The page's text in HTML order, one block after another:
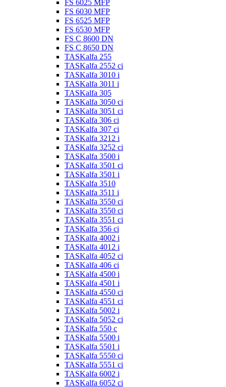
FS 6025 MFP
FS 6030 MFP
FS 6525 MFP
FS 6530 MFP
FS C 8600 DN
FS C 8650 DN
TASKalfa 255
TASKalfa 2552 ci
TASKalfa 3010 i
TASKalfa 3011 i
TASKalfa 305
TASKalfa 3050 ci
TASKalfa 3051 ci
TASKalfa 306 ci
TASKalfa 307 ci
TASKalfa 3212 i
TASKalfa 3252 ci
TASKalfa 3500 i
TASKalfa 3501 ci
TASKalfa 3501 i
TASKalfa 3510
TASKalfa 3511 i
TASKalfa 3550 ci
TASKalfa 3550 ci
TASKalfa 3551 ci
TASKalfa 356 ci
TASKalfa 4002 i
TASKalfa 4012 i
TASKalfa 4052 ci
TASKalfa 406 ci
TASKalfa 4500 i
TASKalfa 4501 i
TASKalfa 4550 ci
TASKalfa 4551 ci
TASKalfa 5002 i
TASKalfa 5052 ci
TASKalfa 550 c
TASKalfa 5500 i
TASKalfa 5501 i
TASKalfa 5550 ci
TASKalfa 5551 ci
TASKalfa 6002 i
TASKalfa 6052 ci